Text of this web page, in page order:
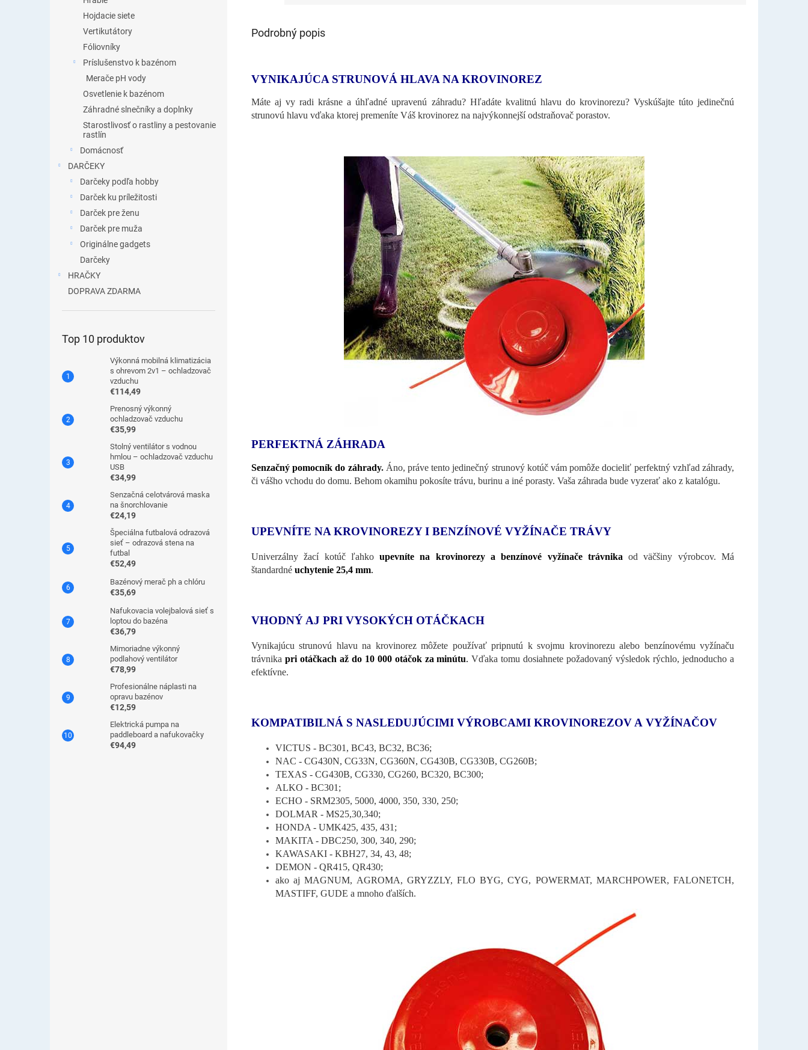
Hojdacie siete
Vertikutátory
Fóliovníky
Príslušenstvo k bazénom
Merače pH vody
Osvetlenie k bazénom
Záhradné slnečníky a doplnky
Starostlivosť o rastliny a pestovanie
rastlín
Domácnosť
DARČEKY
Darčeky podľa hobby
Darček ku príležitosti
Darček pre ženu
Darček pre muža
Originálne gadgets
Darčeky
HRAČKY
DOPRAVA ZDARMA
Top 10 produktov
Výkonná mobilná klimatizácia
s ohrevom 2v1 – ochladzovač
vzduchu
€114,49
Prenosný výkonný
ochladzovač vzduchu
€35,99
Stolný ventilátor s vodnou
hmlou – ochladzovač vzduchu
USB
€34,99
Senzačná celotvárová maska
na šnorchlovanie
€24,19
Špeciálna futbalová odrazová
sieť – odrazová stena na
futbal
€52,49
Bazénový merač ph a chlóru
€35,69
Nafukovacia volejbalová sieť s
loptou do bazéna
€36,79
Mimoriadne výkonný
podlahový ventilátor
€78,99
Profesionálne náplasti na
opravu bazénov
€12,59
Elektrická pumpa na
paddleboard a nafukovačky
€94,49
Podrobný popis
VYNIKAJÚCA STRUNOVÁ HLAVA NA KROVINOREZ
Máte aj vy radi krásne a úhľadné upravenú záhradu? Hľadáte kvalitnú hlavu do krovinorezu? Vyskúšajte túto jedinečnú
strunovú hlavu vďaka ktorej premeníte Váš krovinorez na najvýkonnejší odstraňovač porastov.
PERFEKTNÁ ZÁHRADA
Senzačný pomocník do záhrady.Áno, práve tento jedinečný strunový kotúč vám pomôže docieliť perfektný vzhľad záhrady,
či vášho vchodu do domu. Behom okamihu pokosíte trávu, burinu a iné porasty. Vaša záhrada bude vyzerať ako z katalógu.
UPEVNÍTE NA KROVINOREZY I BENZÍNOVÉ VYŽÍNAČE TRÁVY
Univerzálny žací kotúč ľahko upevníte na krovinorezy a benzínové vyžínače trávnika od väčšiny výrobcov. Má
štandardné uchytenie 25,4 mm.
VHODNÝ AJ PRI VYSOKÝCH OTÁČKACH
Vynikajúcu strunovú hlavu na krovinorez môžete používať pripnutú k svojmu krovinorezu alebo benzínovému vyžínaču
trávnika pri otáčkach až do 10 000 otáčok za minútu. Vďaka tomu dosiahnete požadovaný výsledok rýchlo, jednoducho a
efektívne.
KOMPATIBILNÁ S NASLEDUJÚCIMI VÝROBCAMI KROVINOREZOV A VYŽÍNAČOV
VICTUS - BC301, BC43, BC32, BC36;
NAC - CG430N, CG33N, CG360N, CG430B, CG330B, CG260B;
TEXAS - CG430B, CG330, CG260, BC320, BC300;
ALKO - BC301;
ECHO - SRM2305, 5000, 4000, 350, 330, 250;
DOLMAR - MS25,30,340;
HONDA - UMK425, 435, 431;
MAKITA - DBC250, 300, 340, 290;
KAWASAKI - KBH27, 34, 43, 48;
DEMON - QR415, QR430;
ako aj MAGNUM, AGROMA, GRYZZLY, FLO BYG, CYG, POWERMAT, MARCHPOWER, FALONETCH,
MASTIFF, GUDE a mnoho ďalších.